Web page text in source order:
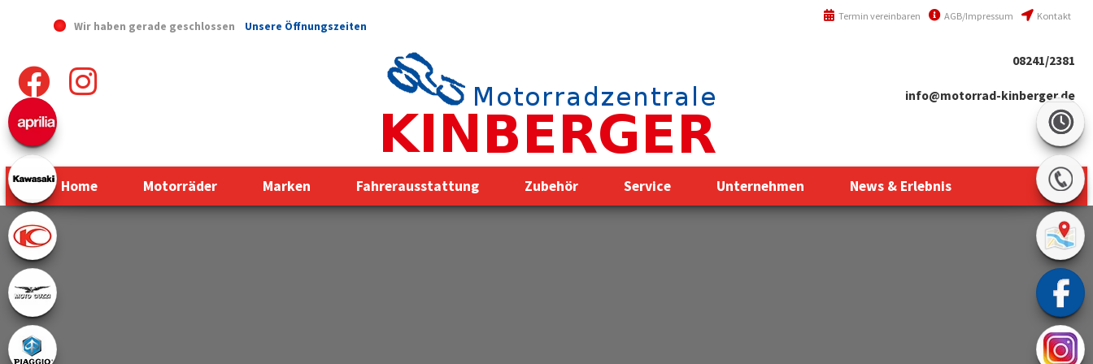
Wir haben gerade geschlossen Unsere Öffnungszeiten
Kontakt
AGB/Impressum
Termin vereinbaren
08241/2381
info@motorrad-kinberger.de
Home Motorräder Marken Fahrerausstattung Zubehör Service Unternehmen News & Erlebnis